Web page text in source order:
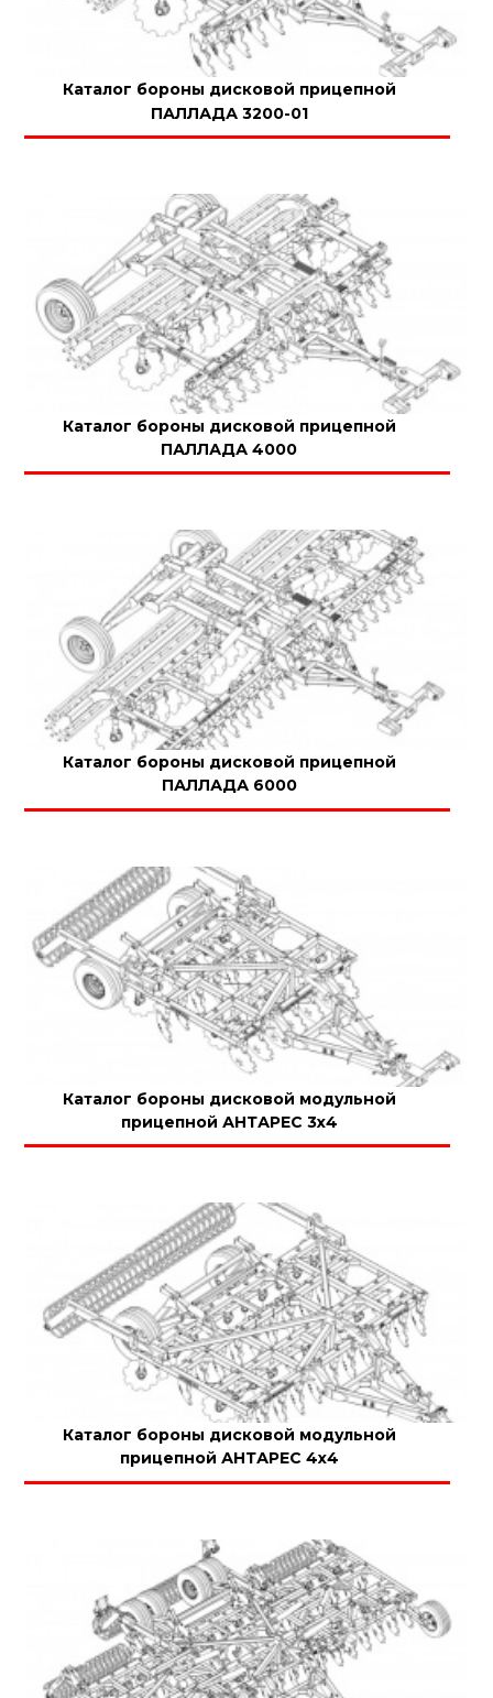
Каталог бороны дисковой прицепной
ПАЛЛАДА 3200-01
Каталог бороны дисковой прицепной
ПАЛЛАДА 4000
Каталог бороны дисковой прицепной
ПАЛЛАДА 6000
Каталог бороны дисковой модульной
прицепной АНТАРЕС 3х4
Каталог бороны дисковой модульной
прицепной АНТАРЕС 4х4